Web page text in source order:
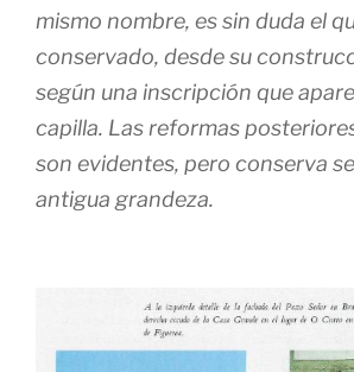
mismo nombre, es sin duda el
conservado, desde su
según una inscripción que
capilla. Las reformas
son evidentes, pero conserva
antigua grandeza.